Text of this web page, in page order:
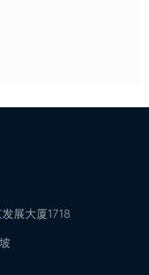
展大厦1718